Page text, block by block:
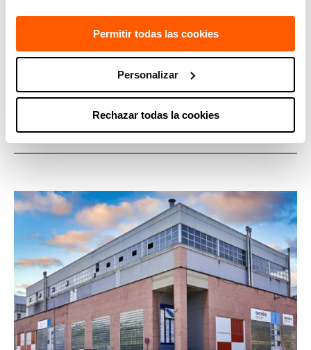
Permitir todas las cookies
Personalizar
Rechazar todas la cookies
Donostia-Saint-Sébastien (Mikeletegi